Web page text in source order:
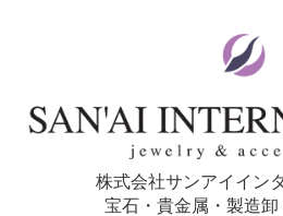
株式会社サンアイイン
宝石・貴金属・製造卸